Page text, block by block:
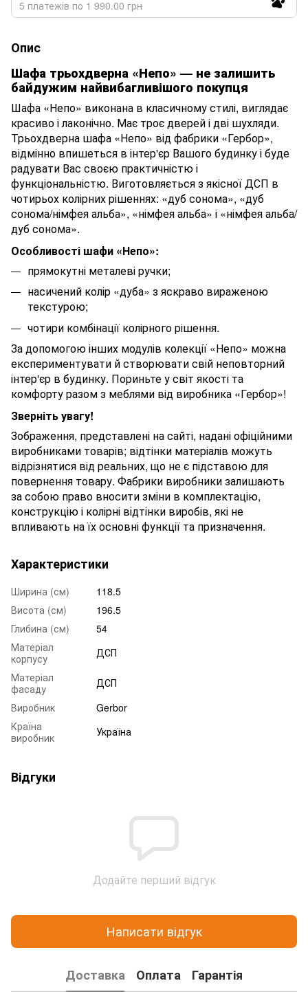
5 платежів по 1 990.00 грн
Опис
Шафа трьохдверна «Непо» — не залишить
байдужим найвибагливішого покупця
Шафа «Непо» виконана в класичному стилі, виглядає
красиво і лаконічно. Має троє дверей і дві шухляди.
Трьохдверна шафа «Непо» від фабрики «Гербор»,
відмінно впишеться в інтер'єр Вашого будинку і буде
радувати Вас своєю практичністю і
функціональністю. Виготовляється з якісної ДСП в
чотирьох колірних рішеннях: «дуб сонома», «дуб
сонома/німфея альба», «німфея альба» і «німфея альба/
дуб сонома».
Особливості шафи «Непо»:
прямокутні металеві ручки;
насичений колір «дуба» з яскраво вираженою
текстурою;
чотири комбінації колірного рішення.
За допомогою інших модулів колекції «Непо» можна
експериментувати й створювати свій неповторний
інтер'єр в будинку. Пориньте у світ якості та
комфорту разом з меблями від виробника «Гербор»!
Зверніть увагу!
Зображення, представлені на сайті, надані офіційними
виробниками товарів; відтінки матеріалів можуть
відрізнятися від реальних, що не є підставою для
повернення товару. Фабрики виробники залишають
за собою право вносити зміни в комплектацію,
конструкцію і колірні відтінки виробів, які не
впливають на їх основні функції та призначення.
Характеристики
Ширина (см)
118.5
Висота (см)
196.5
Глибина (см)
54
Матеріал
корпусу
ДСП
Матеріал
фасаду
ДСП
Виробник
Gerbor
Країна
виробник
Україна
Відгуки
Додайте перший відгук
Написати відгук
Доставка Оплата
Гарантія